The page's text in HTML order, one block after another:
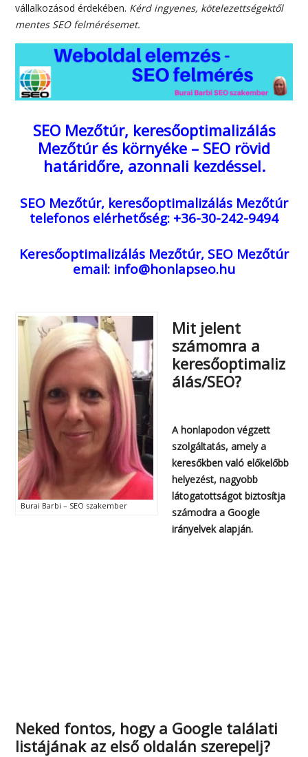
vállalkozásod érdekében. Kérd ingyenes, kötelezettségektől
mentes SEO felmérésemet.
SEO Mezőtúr, keresőoptimalizálás
Mezőtúr és környéke – SEO rövid
határidőre, azonnali kezdéssel.
SEO Mezőtúr, keresőoptimalizálás Mezőtúr
telefonos elérhetőség: +36-30-242-9494
Keresőoptimalizálás Mezőtúr, SEO Mezőtúr
email: info@honlapseo.hu
Burai Barbi – SEO szakember
Mit jelent
számomra a
keresőoptimaliz
álás/SEO?
A honlapodon végzett
szolgáltatás, amely a
keresőkben való előkelőbb
helyezést, nagyobb
látogatottságot biztosítja
számodra a Google
irányelvek alapján.
Neked fontos, hogy a Google találati
listájának az első oldalán szerepelj?